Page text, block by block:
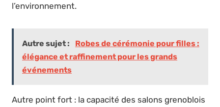
l’environnement.
Autre sujet :
Robes de cérémonie pour filles :
élégance et raffinement pour les grands
événements
Autre point fort : la capacité des salons grenoblois